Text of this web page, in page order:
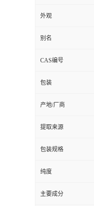
外观
别名
CAS编号
包装
产地/厂商
提取来源
包装规格
纯度
主要成分